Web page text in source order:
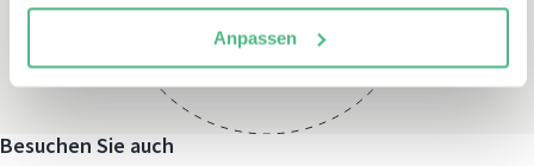
Anpassen
und nach individueller
Terminvereinbarung
Besuchen Sie auch